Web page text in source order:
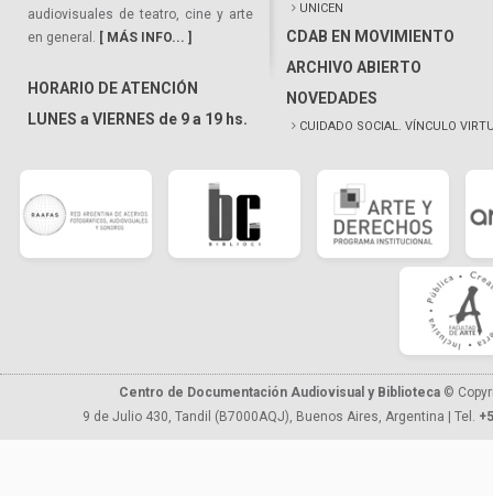
audiovisuales de teatro, cine y arte
en general. [ MÁS INFO... ]
HORARIO DE ATENCIÓN
LUNES a VIERNES de 9 a 19 hs.
UNICEN
CDAB EN MOVIMIENTO
ARCHIVO ABIERTO
NOVEDADES
CUIDADO SOCIAL. VÍNCULO
Centro de Documentación Audiovisual y Biblioteca ©
9 de Julio 430, Tandil (B7000AQJ), Buenos Aires, Argentina | Tel.